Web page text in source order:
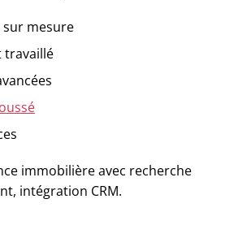
mesure
travaillé
immobilière avec recherche
intégration CRM.